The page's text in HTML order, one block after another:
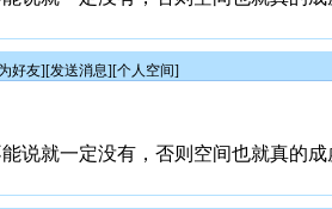
好友][发送消息][个人空间]
说就一定没有，否则空间也就真的成